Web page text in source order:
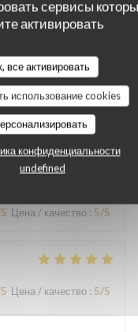
сервисы
активировать
все активировать
использование cookies
конфиденциальности
undefined
Цена / качество:5
Цена / качество : 5/5
Цена / качество : 5/5